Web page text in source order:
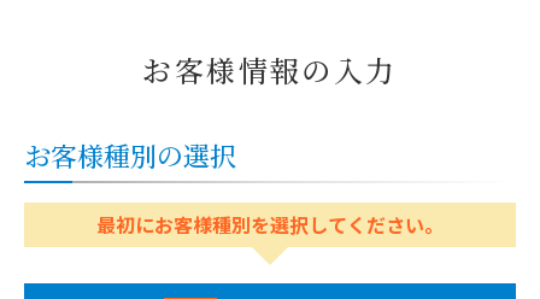
お客様情報の入力
お客様種別の選択
最初にお客様種別を選択してください。